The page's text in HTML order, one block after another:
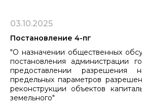
03.10.2025
Постановление 4-пг
"О назначении общественных
постановления администрации
предоставлении разрешения
предельных параметров
реконструкции объектов
земельного"